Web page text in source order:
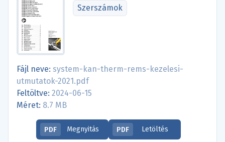
Szerszámok
Fájl neve: system-kan-therm-rems-kezelesi-
utmutatok-2021.pdf
Feltöltve: 2024-06-15
Méret: 8.7 MB
PDF Megnyitás PDF Letöltés